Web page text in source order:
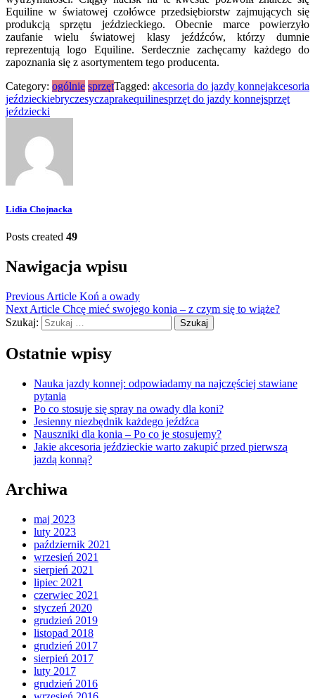
Equiline w światowej czołówce przedsiębiorstw zajmujących się
produkcją sprzętu jeździeckiego. Obecnie marce powierzyło
zaufanie wielu światowej klasy jeźdźców, którzy dumnie
reprezentują logo Equiline. Serdecznie zachęcamy każdego do
zapoznania się z asortymentem tego producenta.
Category: ogólnie sprzętTagged: akcesoria do jazdy konnejakcesoria
jeździeckiebryczesyczaprakequilinesprzęt do jazdy konnejsprzęt
jeździecki
Lidia Chojnacka
Posts created 49
Nawigacja wpisu
Previous Article Koń a owady
Next Article Chcę mieć swojego konia – z czym się to wiąże?
Szukaj:
Ostatnie wpisy
Nauka jazdy konnej: odpowiadamy na najczęściej stawiane
pytania
Po co stosuje się spray na owady dla koni?
Jesienny niezbędnik każdego jeźdźca
Nauszniki dla konia – Po co je stosujemy?
Jakie akcesoria jeździeckie warto zakupić przed pierwszą
jazdą konną?
Archiwa
maj 2023
luty 2023
październik 2021
wrzesień 2021
sierpień 2021
lipiec 2021
czerwiec 2021
styczeń 2020
grudzień 2019
listopad 2018
grudzień 2017
sierpień 2017
luty 2017
grudzień 2016